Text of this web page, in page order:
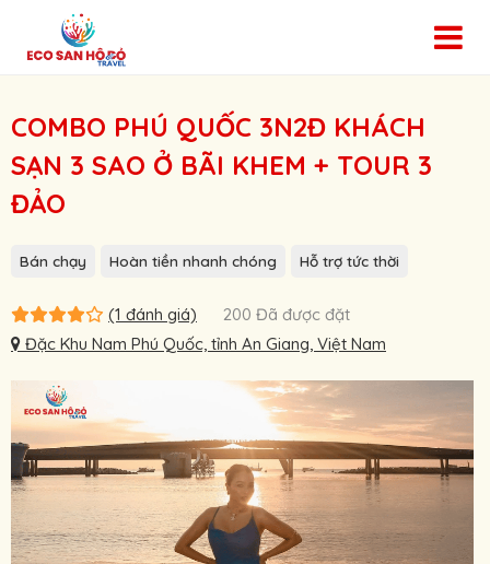
COMBO PHÚ QUỐC 3N2Đ KHÁCH
SẠN 3 SAO Ở BÃI KHEM + TOUR 3
ĐẢO
Bán chạy Hoàn tiền nhanh chóng Hỗ trợ tức thời
(1 đánh giá)
200 Đã được đặt
Đặc Khu Nam Phú Quốc, tỉnh An Giang, Việt Nam